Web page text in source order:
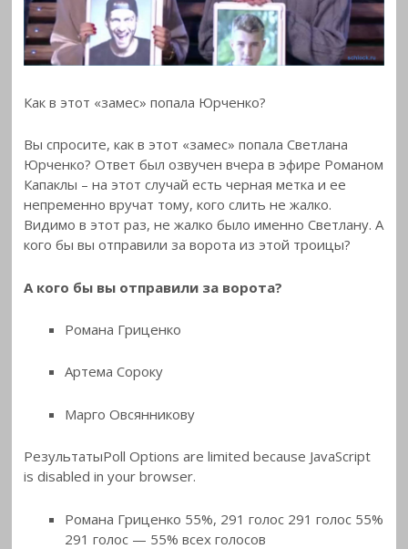
Как в этот «замес» попала Юрченко?
Вы спросите, как в этот «замес» попала Светлана
Юрченко? Ответ был озвучен вчера в эфире Романом
Капаклы – на этот случай есть черная метка и ее
непременно вручат тому, кого слить не жалко.
Видимо в этот раз, не жалко было именно Светлану. А
кого бы вы отправили за ворота из этой троицы?
А кого бы вы отправили за ворота?
Романа Гриценко
Артема Сороку
Марго Овсянникову
РезультатыPoll Options are limited because JavaScript
is disabled in your browser.
Романа Гриценко 55%, 291 голос 291 голос 55%
291 голос — 55% всех голосов